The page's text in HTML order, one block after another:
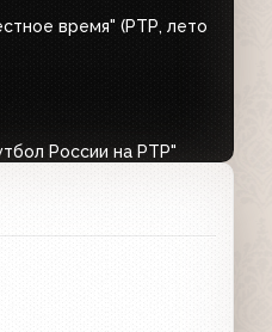
время" (РТР, лето
России на РТР"